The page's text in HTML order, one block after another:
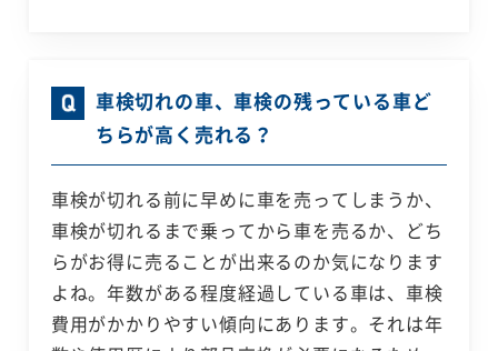
車検切れの車、車検の残っている車ど
ちらが高く売れる？
車検が切れる前に早めに車を売ってしまうか、
車検が切れるまで乗ってから車を売るか、どち
らがお得に売ることが出来るのか気になります
よね。年数がある程度経過している車は、車検
費用がかかりやすい傾向にあります。それは年